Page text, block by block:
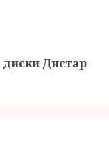
Дистар